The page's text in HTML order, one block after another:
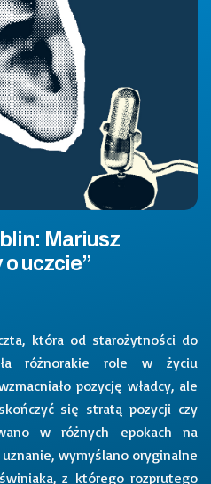
Mariusz
o uczcie”
która od starożytności do
różnorakie role w życiu
pozycję władcy, ale
się stratą pozycji czy
w różnych epokach na
wymyślano oryginalne
z którego rozprutego